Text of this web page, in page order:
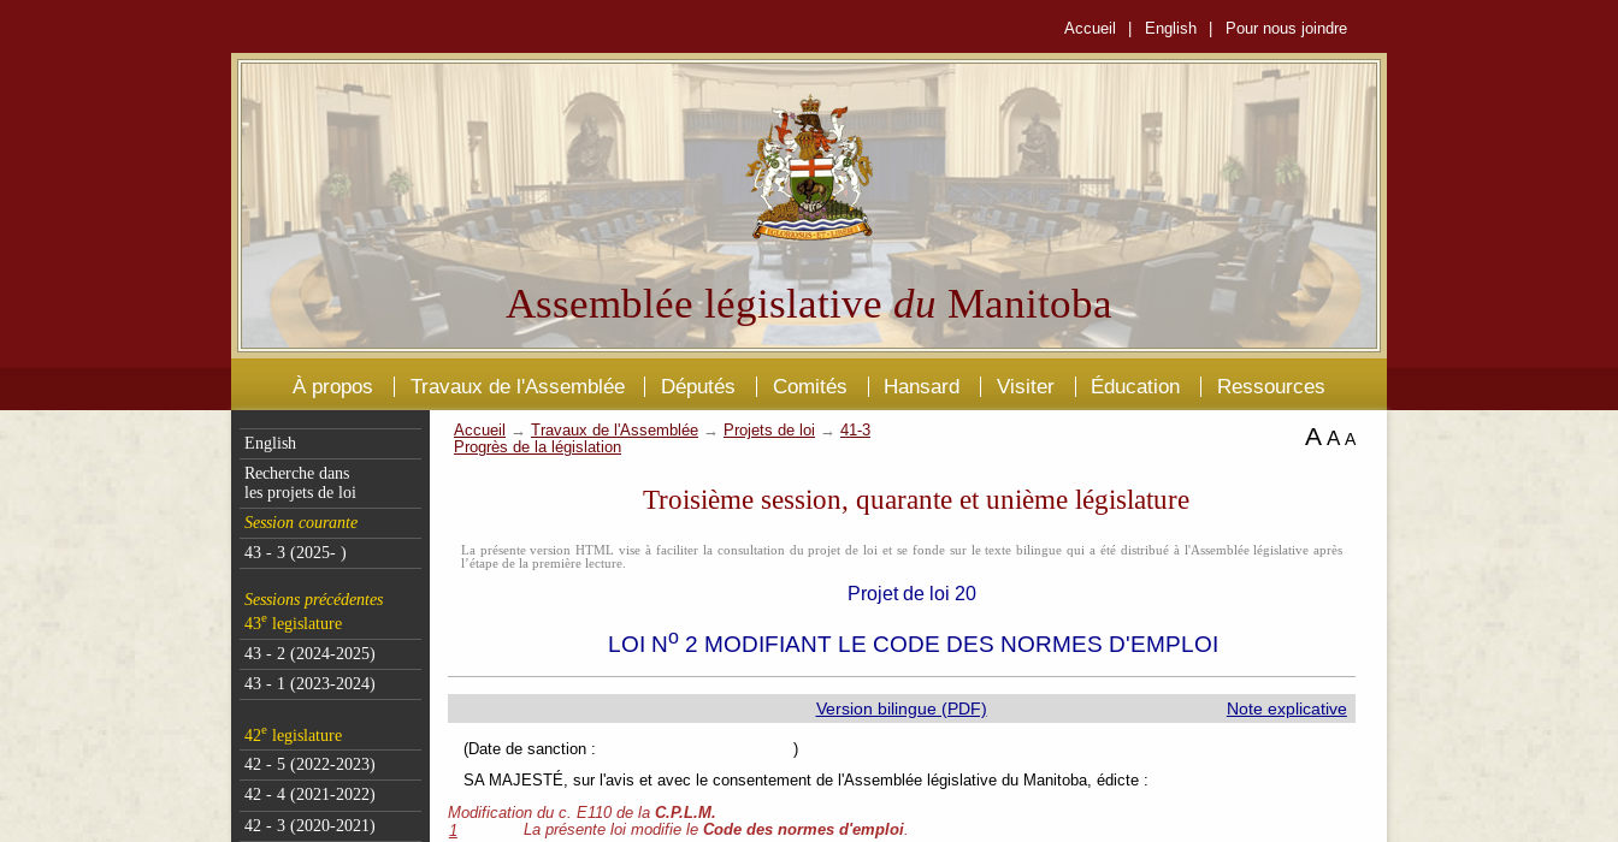
Accueil English Pour nous joindre
Assemblée législativedu Manitoba
À propos Travaux de l'Assemblée Députés Comités Hansard Visiter Éducation Ressources
English
Recherche dans
les projets de loi
Session courante
43 - 3 (2025- )
Sessions précédentes
43elegislature
43 - 2 (2024-2025)
43 - 1 (2023-2024)
42elegislature
42 - 5 (2022-2023)
42 - 4 (2021-2022)
42 - 3 (2020-2021)
Accueil → Travaux de l'Assemblée → Projets de loi → 41-3
Progrès de la législation
A A A
Troisième session, quarante et unième législature
La présente version HTML vise à faciliter la consultation du projet de loi et se fonde sur le texte bilingue qui a été distribué à l'Assemblée législative après
l’étape de la première lecture.
Projet de loi 20
LOI No2 MODIFIANT LE CODE DES NORMES D'EMPLOI
Version bilingue (PDF) Note explicative
(Date de sanction : )
SA MAJESTÉ, sur l'avis et avec le consentement de l'Assemblée législative du Manitoba, édicte :
Modification du c. E110 de la C.P.L.M.
1
La présente loi modifie leCode des normes d'emploi.